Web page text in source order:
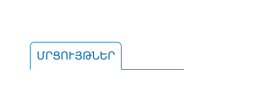
ՄՐՑՈՒՅԹՆԵՐ